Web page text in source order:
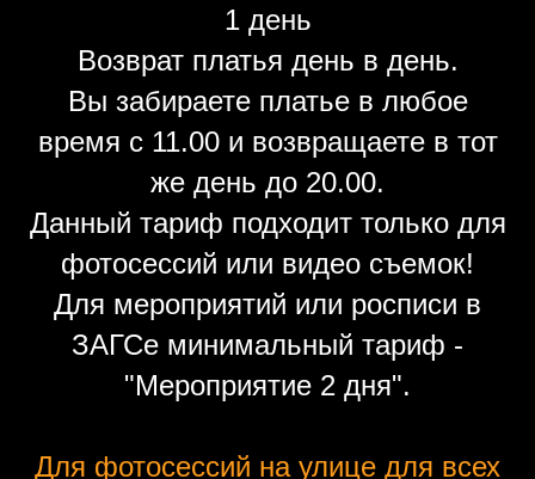
1 день
Возврат платья день в день.
Вы забираете платье в любое
время с 11.00 и возвращаете в тот
же день до 20.00.
Данный тариф подходит только для
фотосессий или видео съемок!
Для мероприятий или росписи в
ЗАГСе минимальный тариф -
"Мероприятие 2 дня".
Для фотосессий на улице для всех